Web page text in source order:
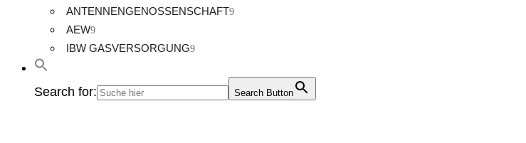
ANTENNENGENOSSENSCHAFT
AEW
IBW GASVERSORGUNG
Search for: Search Button